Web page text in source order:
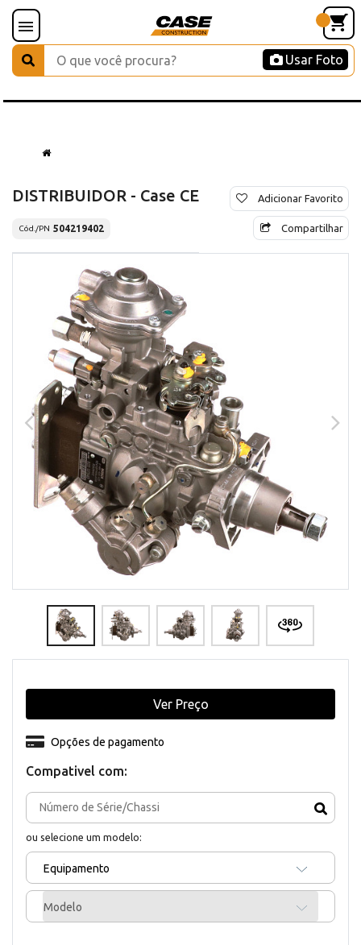
Usar Foto
DISTRIBUIDOR - Case CE
Cód./PN 504219402
Adicionar Favorito
Compartilhar
Compativel com:
ou selecione um modelo:
Equipamento
Modelo
Opções de pagamento
Ver Preço